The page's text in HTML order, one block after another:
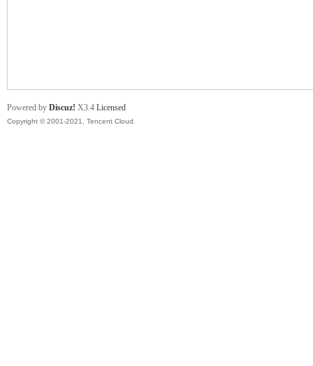
Powered by Discuz! X3.4 Licensed
Copyright © 2001-2021, Tencent Cloud.